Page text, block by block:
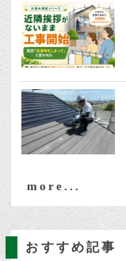
more...
おすすめ記事